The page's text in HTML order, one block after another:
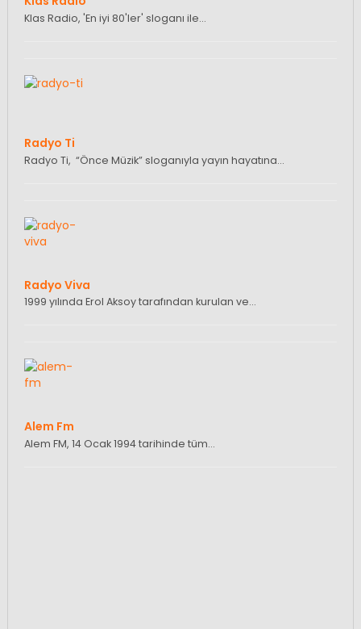
Klas Radio, 'En iyi 80'ler' sloganı ile…
Radyo Ti
Radyo Ti, “Önce Müzik” sloganıyla yayın hayatına…
Radyo Viva
1999 yılında Erol Aksoy tarafından kurulan ve…
Alem Fm
Alem FM, 14 Ocak 1994 tarihinde tüm…